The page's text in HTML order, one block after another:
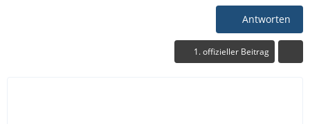
Antworten
1. offizieller Beitrag